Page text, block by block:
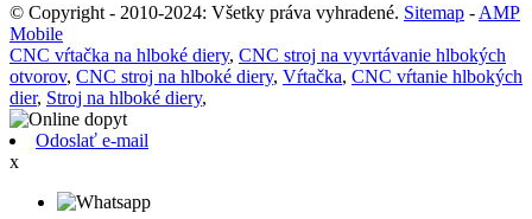
© Copyright - 2010-2024: Všetky práva vyhradené. Sitemap - AMP
Mobile
CNC vŕtačka na hlboké diery, CNC stroj na vyvrtávanie hlbokých
otvorov, CNC stroj na hlboké diery, Vŕtačka, CNC vŕtanie hlbokých
dier, Stroj na hlboké diery,
Odoslať e-mail
x